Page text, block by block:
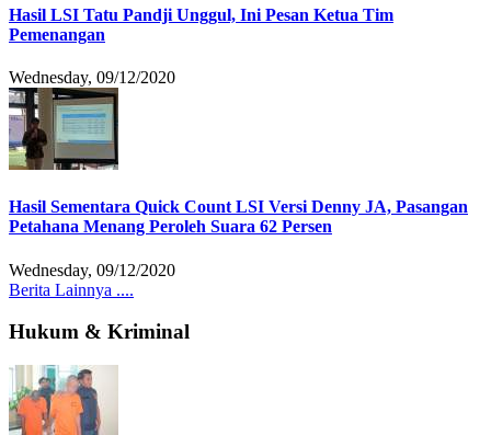
Hasil LSI Tatu Pandji Unggul, Ini Pesan Ketua Tim
Pemenangan
Wednesday, 09/12/2020
Hasil Sementara Quick Count LSI Versi Denny JA, Pasangan
Petahana Menang Peroleh Suara 62 Persen
Wednesday, 09/12/2020
Berita Lainnya ....
Hukum & Kriminal